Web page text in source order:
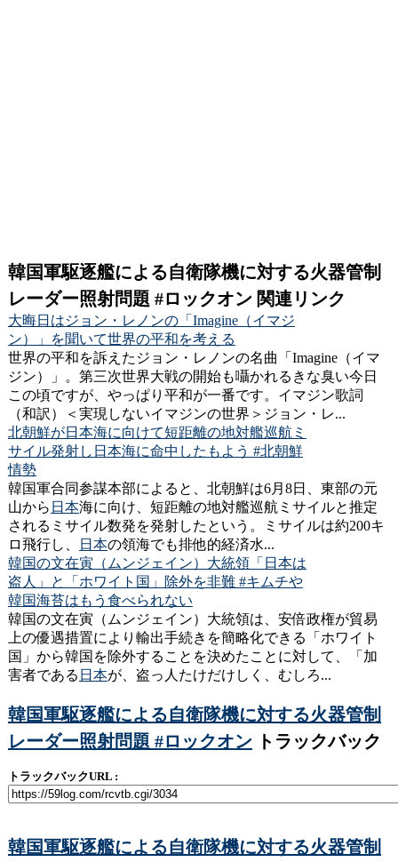
韓国軍駆逐艦による自衛隊機に対する火器管制
レーダー照射問題 #ロックオン 関連リンク
大晦日はジョン・レノンの「Imagine（イマジ
ン）」を聞いて世界の平和を考える
世界の平和を訴えたジョン・レノンの名曲「Imagine（イマ
ジン）」。第三次世界大戦の開始も囁かれるきな臭い今日
この頃ですが、やっぱり平和が一番です。イマジン歌詞
（和訳）＜実現しないイマジンの世界＞ジョン・レ...
北朝鮮が日本海に向けて短距離の地対艦巡航ミ
サイル発射し日本海に命中したもよう #北朝鮮
情勢
韓国軍合同参謀本部によると、北朝鮮は6月8日、東部の元
山から 日本海に向け、短距離の地対艦巡航ミサイルと推定
されるミサイル数発を発射したという。ミサイルは約200キ
ロ飛行し、
日本の領海でも排他的経済水...
韓国の文在寅（ムンジェイン）大統領「日本は
盗人」と「ホワイト国」除外を非難 #キムチや
韓国海苔はもう食べられない
韓国の文在寅（ムンジェイン）大統領は、安倍政権が貿易
上の優遇措置により輸出手続きを簡略化できる「ホワイト
国」から韓国を除外することを決めたことに対して、「加
害者である 日本が、盗っ人たけだけしく、むしろ...
韓国軍駆逐艦による自衛隊機に対する火器管制
レーダー照射問題 #ロックオン トラックバック
トラックバックURL :
韓国軍駆逐艦による自衛隊機に対する火器管制